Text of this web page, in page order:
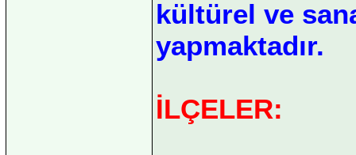
kültürel ve
yapmaktadır.
İLÇELER: